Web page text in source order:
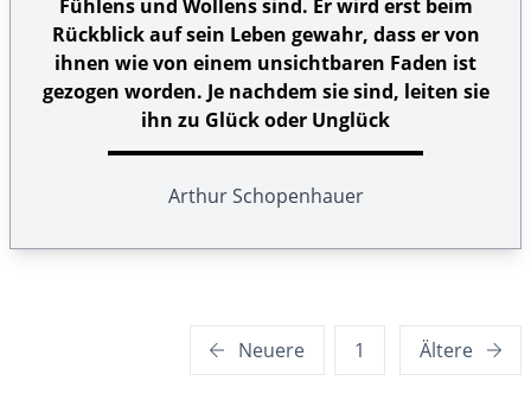
Fühlens und Wollens sind. Er wird erst beim
Rückblick auf sein Leben gewahr, dass er von
ihnen wie von einem unsichtbaren Faden ist
gezogen worden. Je nachdem sie sind, leiten sie
ihn zu Glück oder Unglück
Arthur Schopenhauer
Seitennummerierung
Neuere 1 Ältere